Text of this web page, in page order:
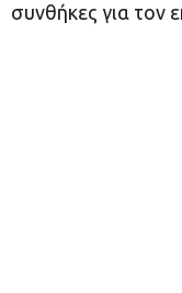
συνθήκες για τον